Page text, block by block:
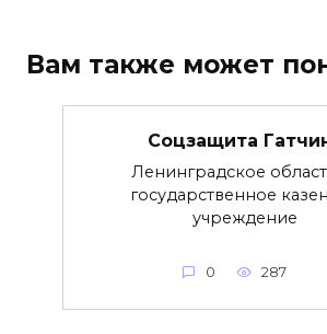
Вам также может
Соцзащита
Ленинградское
государственное
учреждение
0 287